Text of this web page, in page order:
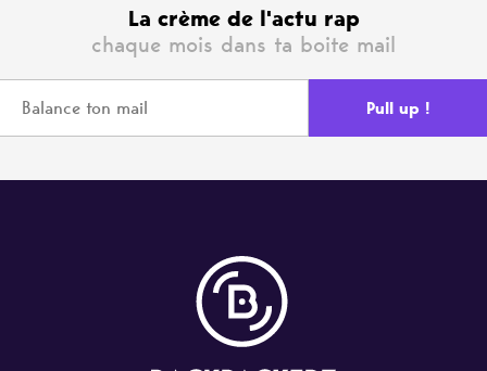
La crème de l'actu rap
chaque mois dans ta boite mail